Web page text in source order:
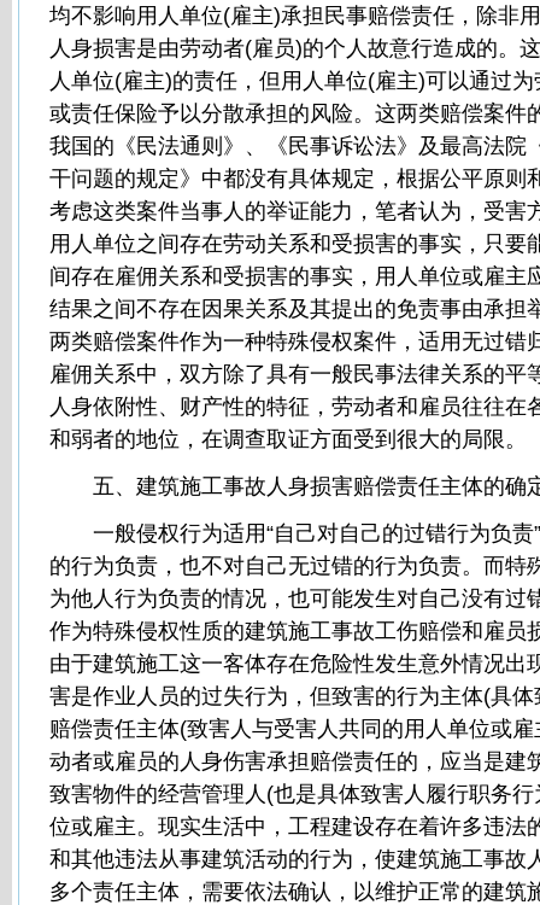
均不影响用人单位(雇主)承担民事赔偿责任，除非
人身损害是由劳动者(雇员)的个人故意行造成的。
人单位(雇主)的责任，但用人单位(雇主)可以通过
或责任保险予以分散承担的风险。这两类赔偿案件
我国的《民法通则》、《民事诉讼法》及最高法院
干问题的规定》中都没有具体规定，根据公平原则
考虑这类案件当事人的举证能力，笔者认为，受害
用人单位之间存在劳动关系和受损害的事实，只要
间存在雇佣关系和受损害的事实，用人单位或雇主
结果之间不存在因果关系及其提出的免责事由承担
两类赔偿案件作为一种特殊侵权案件，适用无过错
雇佣关系中，双方除了具有一般民事法律关系的平
人身依附性、财产性的特征，劳动者和雇员往往在
和弱者的地位，在调查取证方面受到很大的局限。
五、建筑施工事故人身损害赔偿责任主体的确
一般侵权行为适用“自己对自己的过错行为负责
的行为负责，也不对自己无过错的行为负责。而特
为他人行为负责的情况，也可能发生对自己没有过
作为特殊侵权性质的建筑施工事故工伤赔偿和雇员
由于建筑施工这一客体存在危险性发生意外情况出
害是作业人员的过失行为，但致害的行为主体(具
赔偿责任主体(致害人与受害人共同的用人单位或
动者或雇员的人身伤害承担赔偿责任的，应当是建
致害物件的经营管理人(也是具体致害人履行职务
位或雇主。现实生活中，工程建设存在着许多违法
和其他违法从事建筑活动的行为，使建筑施工事故
多个责任主体，需要依法确认，以维护正常的建筑